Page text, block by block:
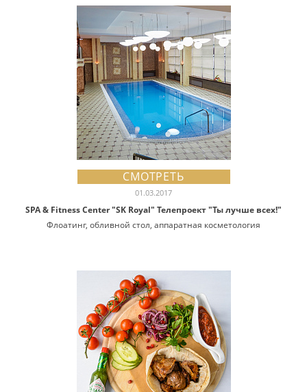
СМОТРЕТЬ
01.03.2017
SPA & Fitness Center "SK Royal" Телепроект "Ты лучше всех!"
Флоатинг, обливной стол, аппаратная косметология